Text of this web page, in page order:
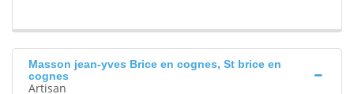
Masson jean-yves Brice en cognes, St brice en
cognes
Artisan